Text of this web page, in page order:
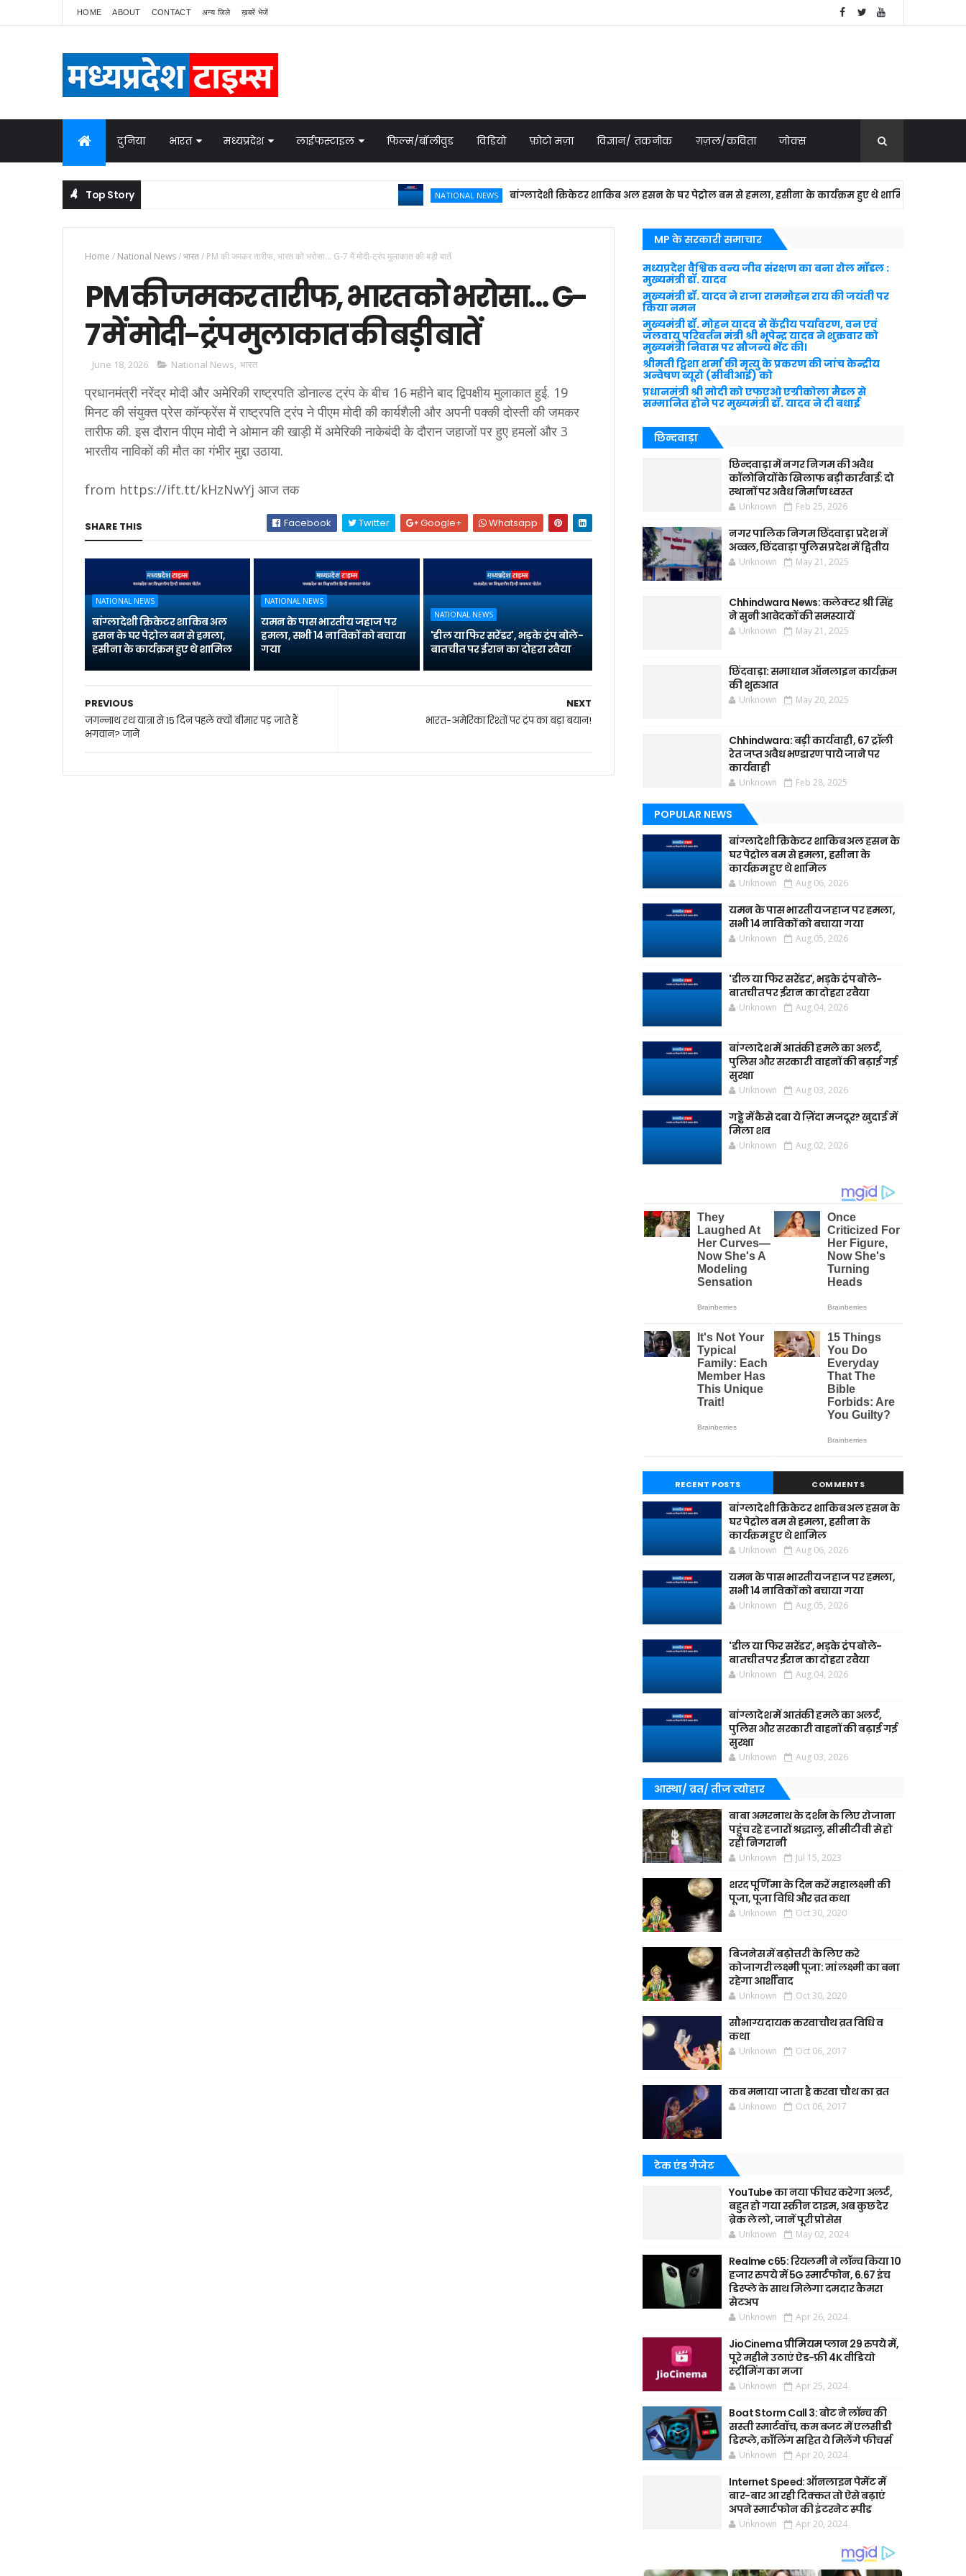
HOME ABOUT CONTACT अन्य जिले ख़बरें भेजें
दुनिया भारत मध्यप्रदेश लाईफस्टाइल फिल्म/बॉलीवुड विडियो फ़ोटो मज़ा विज्ञान/ तकनीक ग़ज़ल/कविता जोक्स
Top Story NATIONAL NEWS बांग्लादेशी क्रिकेटर शाकिब अल हसन के घर पेट्रोल बम से हमला, हसीना के कार्यक्रम हुए थे शामिल
Home / National News/भारत/ PM की जमकर तारीफ, भारत को भरोसा... G-7 में मोदी-ट्रंप मुलाकात की बड़ी बातें
PM की जमकर तारीफ, भारत को भरोसा... G-
7 में मोदी-ट्रंप मुलाकात की बड़ी बातें
June 18, 2026 National News, भारत
प्रधानमंत्री नरेंद्र मोदी और अमेरिकी राष्ट्रपति डोनाल्ड ट्रंप के बीच 16 महीने बाद द्विपक्षीय मुलाकात हुई. 19
मिनट की संयुक्त प्रेस कॉन्फ्रेंस में राष्ट्रपति ट्रंप ने पीएम मोदी की कार्यशैली और अपनी पक्की दोस्ती की जमकर
तारीफ की. इस दौरान पीएम मोदी ने ओमान की खाड़ी में अमेरिकी नाकेबंदी के दौरान जहाजों पर हुए हमलों और 3
भारतीय नाविकों की मौत का गंभीर मुद्दा उठाया.
from https://ift.tt/kHzNwYj आज तक
SHARE THIS Facebook Twitter Google+ Whatsapp
NATIONAL NEWS
बांग्लादेशी क्रिकेटर शाकिब अल
हसन के घर पेट्रोल बम से हमला,
हसीना के कार्यक्रम हुए थे शामिल
NATIONAL NEWS
यमन के पास भारतीय जहाज पर
हमला, सभी 14 नाविकों को बचाया
गया
NATIONAL NEWS
'डील या फिर सरेंडर', भड़के ट्रंप बोले-
बातचीत पर ईरान का दोहरा रवैया
NEXT
भारत-अमेरिका रिश्तों पर ट्रंप का बड़ा बयान!
PREVIOUS
जगन्नाथ रथ यात्रा से 15 दिन पहले क्यों बीमार पड़ जाते हैं
भगवान? जानें
MP के सरकारी समाचार
मध्यप्रदेश वैश्विक वन्य जीव संरक्षण का बना रोल मॉडल :
मुख्यमंत्री डॉ. यादव
मुख्यमंत्री डॉ. यादव ने राजा राममोहन राय की जयंती पर
किया नमन
मुख्यमंत्री डॉ. मोहन यादव से केंद्रीय पर्यावरण, वन एवं
जलवायु परिवर्तन मंत्री श्री भूपेन्द्र यादव ने शुक्रवार को
मुख्यमंत्री निवास पर सौजन्य भेंट की।
श्रीमती ट्विशा शर्मा की मृत्यु के प्रकरण की जांच केन्द्रीय
अन्वेषण ब्यूरो (सीबीआई) को
प्रधानमंत्री श्री मोदी को एफएओ एग्रीकोला मैडल से
सम्मानित होने पर मुख्यमंत्री डॉ. यादव ने दी बधाई
छिन्दवाड़ा
छिन्दवाड़ा में नगर निगम की अवैध
कॉलोनियों के खिलाफ बड़ी कार्रवाई: दो
स्थानों पर अवैध निर्माण ध्वस्त
Unknown Feb 25, 2026
नगर पालिक निगम छिंदवाड़ा प्रदेश में
अव्वल, छिंदवाड़ा पुलिस प्रदेश में द्वितीय
Unknown May 21, 2025
Chhindwara News: कलेक्टर श्री सिंह
ने सुनी आवेदकों की समस्यायें
Unknown May 21, 2025
छिंदवाड़ा: समाधान ऑनलाइन कार्यक्रम
की शुरुआत
Unknown May 20, 2025
Chhindwara: बड़ी कार्यवाही, 67 ट्रॉली
रेत जप्त अवैध भण्डारण पाये जाने पर
कार्यवाही
Unknown Feb 28, 2025
POPULAR NEWS
बांग्लादेशी क्रिकेटर शाकिब अल हसन के
घर पेट्रोल बम से हमला, हसीना के
कार्यक्रम हुए थे शामिल
Unknown Aug 06, 2026
यमन के पास भारतीय जहाज पर हमला,
सभी 14 नाविकों को बचाया गया
Unknown Aug 05, 2026
'डील या फिर सरेंडर', भड़के ट्रंप बोले-
बातचीत पर ईरान का दोहरा रवैया
Unknown Aug 04, 2026
बांग्लादेश में आतंकी हमले का अलर्ट,
पुलिस और सरकारी वाहनों की बढ़ाई गई
सुरक्षा
Unknown Aug 03, 2026
गड्ढे में कैसे दबा ये ज़िंदा मजदूर? खुदाई में
मिला शव
Unknown Aug 02, 2026
RECENT POSTS COMMENTS
बांग्लादेशी क्रिकेटर शाकिब अल हसन के
घर पेट्रोल बम से हमला, हसीना के
कार्यक्रम हुए थे शामिल
Unknown Aug 06, 2026
यमन के पास भारतीय जहाज पर हमला,
सभी 14 नाविकों को बचाया गया
Unknown Aug 05, 2026
'डील या फिर सरेंडर', भड़के ट्रंप बोले-
बातचीत पर ईरान का दोहरा रवैया
Unknown Aug 04, 2026
बांग्लादेश में आतंकी हमले का अलर्ट,
पुलिस और सरकारी वाहनों की बढ़ाई गई
सुरक्षा
Unknown Aug 03, 2026
आस्था/ व्रत/ तीज त्‍योहार
बाबा अमरनाथ के दर्शन के लिए रोजाना
पहुंच रहे हजारों श्रद्धालु, सीसीटीवी से हो
रही निगरानी
Unknown Jul 15, 2023
शरद पूर्णिमा के दिन करें महालक्ष्मी की
पूजा, पूजा विधि और व्रत कथा
Unknown Oct 30, 2020
बिजनेस में बढ़ोत्तरी के लिए करे
कोजागरी लक्ष्मी पूजा: मां लक्ष्मी का बना
रहेगा आर्शीवाद
Unknown Oct 30, 2020
सौभाग्यदायक करवाचौथ व्रत विधि व
कथा
Unknown Oct 06, 2017
कब मनाया जाता है करवा चौथ का व्रत
Unknown Oct 06, 2017
टेक एंड गैजेट
YouTube का नया फीचर करेगा अलर्ट,
बहुत हो गया स्क्रीन टाइम, अब कुछ देर
ब्रेक ले लो, जानें पूरी प्रोसेस
Unknown May 02, 2024
Realme c65: रियलमी ने लॉन्च किया 10
हजार रुपये में 5G स्मार्टफोन, 6.67 इंच
डिस्प्ले के साथ मिलेगा दमदार कैमरा
सेटअप
Unknown Apr 26, 2024
JioCinema प्रीमियम प्लान 29 रुपये में,
पूरे महीने उठाएं ऐड-फ्री 4K वीडियो
स्ट्रीमिंग का मजा
Unknown Apr 25, 2024
Boat Storm Call 3: बोट ने लॉन्च की
सस्ती स्मार्टवॉच, कम बजट में एलसीडी
डिस्प्ले, कॉलिंग सहित ये मिलेंगे फीचर्स
Unknown Apr 20, 2024
Internet Speed: ऑनलाइन पेमेंट में
बार-बार आ रही दिक्कत तो ऐसे बढ़ाएं
अपने स्मार्टफोन की इंटरनेट स्पीड
Unknown Apr 20, 2024